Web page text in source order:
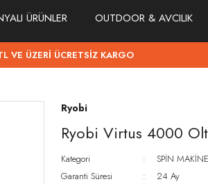
ÜRÜNLER OUTDOOR & AVCILIK
VE ÜZERİ ÜCRETSİZ KARGO
Ryobi
Ryobi Virtus 4000
Kategori
SPİN
Garanti Süresi
24 Ay